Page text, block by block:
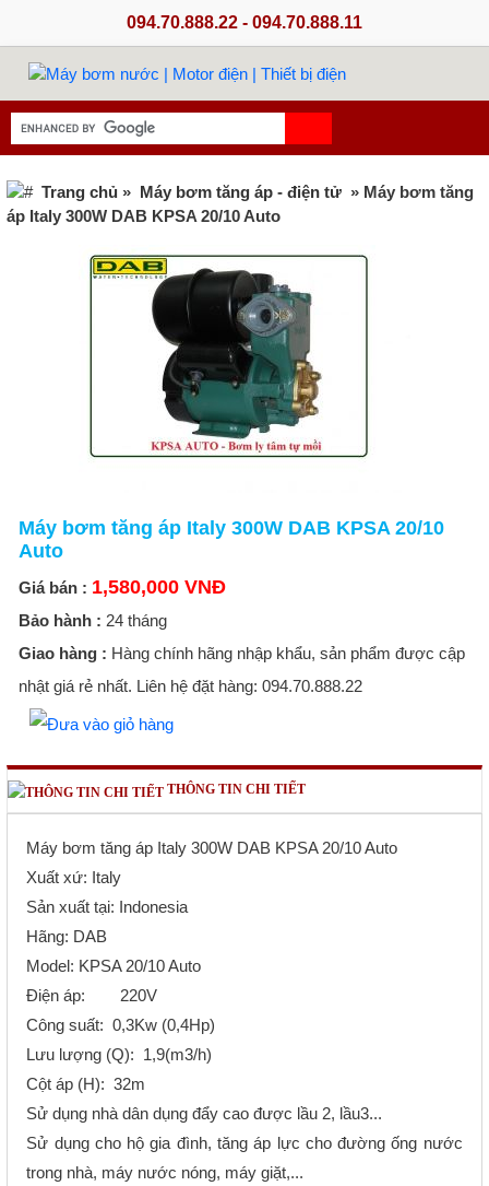
094.70.888.22 - 094.70.888.11
Trang chủ » Máy bơm tăng áp - điện tử » Máy bơm tăng
áp Italy 300W DAB KPSA 20/10 Auto
Máy bơm tăng áp Italy 300W DAB KPSA 20/10
Auto
Giá bán : 1,580,000 VNĐ
Bảo hành : 24 tháng
Giao hàng : Hàng chính hãng nhập khẩu, sản phẩm được cập
nhật giá rẻ nhất. Liên hệ đặt hàng: 094.70.888.22
THÔNG TIN CHI TIẾT
Máy bơm tăng áp Italy 300W DAB KPSA 20/10 Auto
Xuất xứ: Italy
Sản xuất tại: Indonesia
Hãng: DAB
Model: KPSA 20/10 Auto
Điện áp: 220V
Công suất: 0,3Kw (0,4Hp)
Lưu lượng (Q): 1,9(m3/h)
Cột áp (H): 32m
Sử dụng nhà dân dụng đẩy cao được lầu 2, lầu3...
Sử dụng cho hộ gia đình, tăng áp lực cho đường ống nước
trong nhà, máy nước nóng, máy giặt,...